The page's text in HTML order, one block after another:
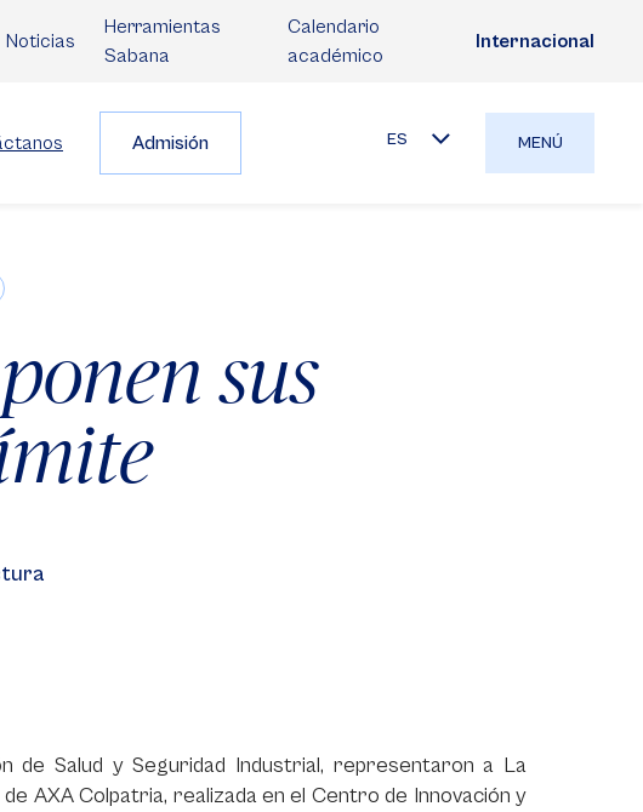
Noticias
Herramientas
Sabana
Calendario
académico
Internacional
Admisión ES MENÚ
sus
de Salud y Seguridad Industrial, representaron a La
AXA Colpatria, realizada en el Centro de Innovación y